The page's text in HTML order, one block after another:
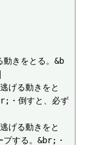
きをとる。&b
げる動きをと
・倒すと、必ず
げる動きをと
プする。&br;・